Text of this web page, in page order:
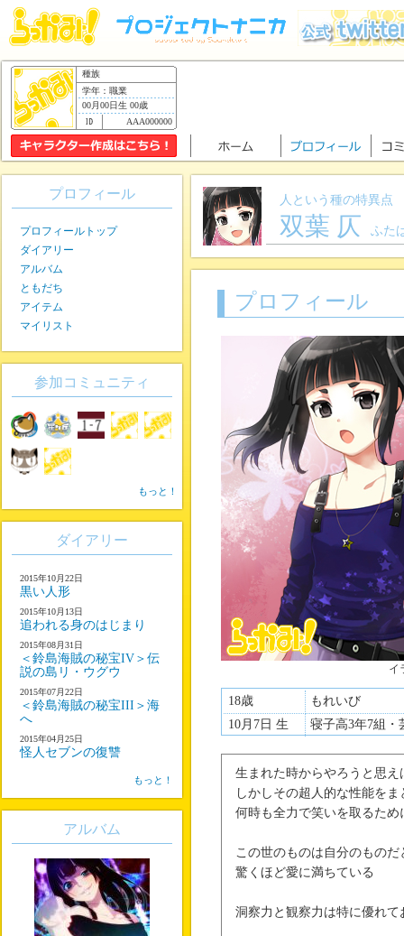
種族
学年：職業
00月00日生 00歳
AAA000000
人という種の特異点
双葉 仄 ふた
プロフィール
イ
18歳
もれいび
10月7日 生
寝子高3年7組・
生まれた時からやろうと思
しかしその超人的な性能を
何時も全力で笑いを取るた
この世のものは自分のもの
驚くほど愛に満ちている
洞察力と観察力は特に優れて
プロフィール
プロフィールトップ
ダイアリー
アルバム
ともだち
アイテム
マイリスト
参加コミュニティ
もっと！
ダイアリー
2015年10月22日
黒い人形
2015年10月13日
追われる身のはじまり
2015年08月31日
＜鈴島海賊の秘宝IV＞伝
説の島リ・ウグウ
2015年07月22日
＜鈴島海賊の秘宝III＞海
へ
2015年04月25日
怪人セブンの復讐
もっと！
アルバム